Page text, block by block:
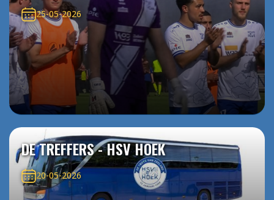
25-05-2026
DE TREFFERS - HSV HOEK
20-05-2026